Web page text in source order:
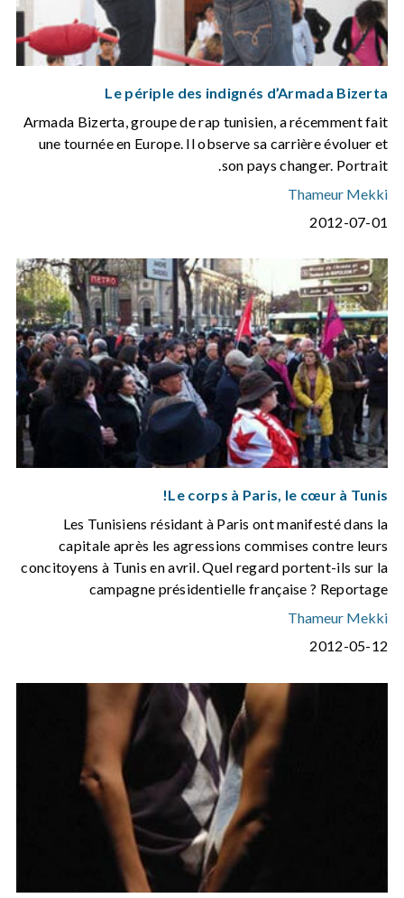
Le périple des indignés d’Armada Bizerta
Armada Bizerta, groupe de rap tunisien, a récemment fait
une tournée en Europe. Il observe sa carrière évoluer et
son pays changer. Portrait.
Thameur Mekki
2012-07-01
Le corps à Paris, le cœur à Tunis!
Les Tunisiens résidant à Paris ont manifesté dans la
capitale après les agressions commises contre leurs
concitoyens à Tunis en avril. Quel regard portent-ils sur la
campagne présidentielle française ? Reportage
Thameur Mekki
2012-05-12